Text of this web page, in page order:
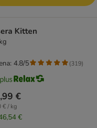
Kitten
€
€ / kg
€
4.8/5 (319)